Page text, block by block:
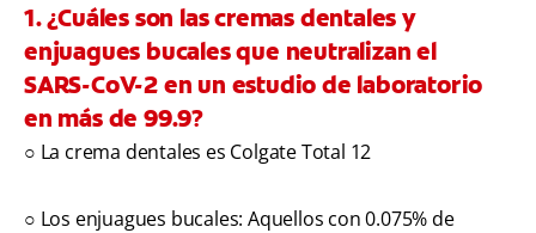
1. ¿Cuáles son las cremas dentales y
enjuagues bucales que neutralizan el
SARS-CoV-2 en un estudio de laboratorio
en más de 99.9?
○ La crema dentales es Colgate Total 12
○ Los enjuagues bucales: Aquellos con 0.075% de